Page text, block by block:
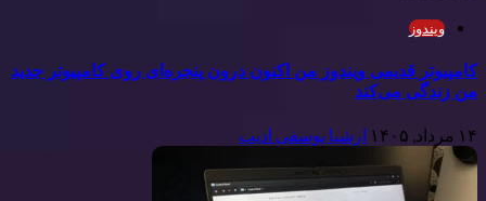
ویندوز
کامپیوتر قدیمی ویندوز من اکنون درون پنجره‌ای روی کامپیوتر جدید
من زندگی می‌کند
۱۴ مرداد, ۱۴۰۵ ارشیا یوسفی ادیب